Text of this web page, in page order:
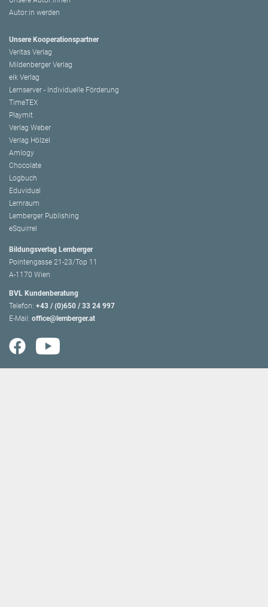
Autor:in werden
Unsere Kooperationspartner
Veritas Verlag
Mildenberger Verlag
elk Verlag
Lernserver - Individuelle Förderung
TimeTEX
Playmit
Verlag Weber
Verlag Hölzel
Amlogy
Chocolate
Logbuch
Eduvidual
Lernraum
Lemberger Publishing
eSquirrel
Bildungsverlag Lemberger
Pointengasse 21-23/Top 11
A-1170 Wien
BVL Kundenberatung
Telefon: +43 / (0)650 / 33 24 997
E-Mail: office@lemberger.at